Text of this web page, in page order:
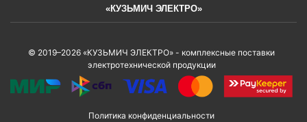
«КУЗЬМИЧ ЭЛЕКТРО»
© 2019–2026 «КУЗЬМИЧ ЭЛЕКТРО» - комплексные поставки
электротехнической продукции
Политика конфиденциальности